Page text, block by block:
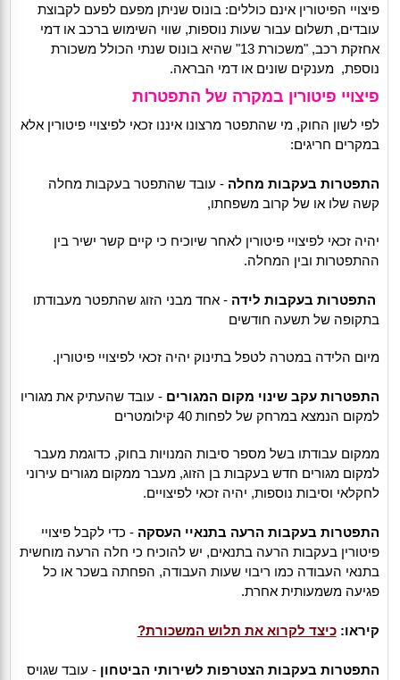
פיצויי הפיטורין אינם כוללים: בונוס שניתן מפעם לפעם לקבוצת
עובדים, תשלום עבור שעות נוספות, שווי השימוש ברכב או דמי
אחזקת רכב, "משכורת 13" שהיא בונוס שנתי הכולל משכורת
נוספת, מענקים שונים או דמי הבראה.
פיצויי פיטורין במקרה של התפטרות
לפי לשון החוק, מי שהתפטר מרצונו איננו זכאי לפיצויי פיטורין אלא
במקרים חריגים:
התפטרות בעקבות מחלה - עובד שהתפטר בעקבות מחלה
קשה שלו או של קרוב משפחתו,
יהיה זכאי לפיצויי פיטורין לאחר שיוכיח כי קיים קשר ישיר בין
ההתפטרות ובין המחלה.
התפטרות בעקבות לידה - אחד מבני הזוג שהתפטר מעבודתו
בתקופה של תשעה חודשים
מיום הלידה במטרה לטפל בתינוק יהיה זכאי לפיצויי פיטורין.
התפטרות עקב שינוי מקום המגורים - עובד שהעתיק את מגוריו
למקום הנמצא במרחק של לפחות 40 קילומטרים
ממקום עבודתו בשל מספר סיבות המנויות בחוק, כדוגמת מעבר
למקום מגורים חדש בעקבות בן הזוג, מעבר ממקום מגורים עירוני
לחקלאי וסיבות נוספות, יהיה זכאי לפיצויים.
התפטרות בעקבות הרעה בתנאיי העסקה - כדי לקבל פיצויי
פיטורין בעקבות הרעה בתנאים, יש להוכיח כי חלה הרעה מוחשית
בתנאי העבודה כמו ריבוי שעות העבודה, הפחתה בשכר או כל
פגיעה משמעותית אחרת.
קיראו:כיצד לקרוא את תלוש המשכורת?
התפטרות בעקבות הצטרפות לשירותי הביטחון - עובד שגויס